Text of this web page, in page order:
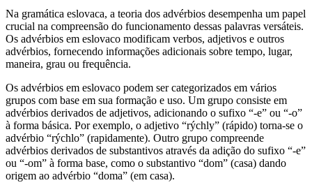
Na gramática eslovaca, a teoria dos advérbios desempenha um papel
crucial na compreensão do funcionamento dessas palavras versáteis.
Os advérbios em eslovaco modificam verbos, adjetivos e outros
advérbios, fornecendo informações adicionais sobre tempo, lugar,
maneira, grau ou frequência.
Os advérbios em eslovaco podem ser categorizados em vários
grupos com base em sua formação e uso. Um grupo consiste em
advérbios derivados de adjetivos, adicionando o sufixo “-e” ou “-o”
à forma básica. Por exemplo, o adjetivo “rýchly” (rápido) torna-se o
advérbio “rýchlo” (rapidamente). Outro grupo compreende
advérbios derivados de substantivos através da adição do sufixo “-e”
ou “-om” à forma base, como o substantivo “dom” (casa) dando
origem ao advérbio “doma” (em casa).